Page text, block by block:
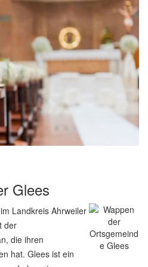
Glees
Landkreis Ahrweiler
der
die ihren
hat. Glees ist ein